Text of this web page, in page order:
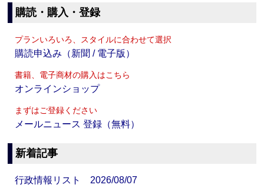
購読・購入・登録
プランいろいろ、スタイルに合わせて選択
購読申込み（新聞 / 電子版）
書籍、電子商材の購入はこちら
オンラインショップ
まずはご登録ください
メールニュース 登録（無料）
新着記事
行政情報リスト 2026/08/07